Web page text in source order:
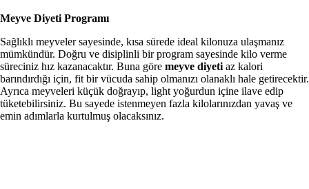
Meyve Diyeti Programı
Sağlıklı meyveler sayesinde, kısa sürede ideal kilonuza ulaşmanız
mümkündür. Doğru ve disiplinli bir program sayesinde kilo verme
süreciniz hız kazanacaktır. Buna göre meyve diyeti az kalori
barındırdığı için, fit bir vücuda sahip olmanızı olanaklı hale getirecektir.
Ayrıca meyveleri küçük doğrayıp, light yoğurdun içine ilave edip
tüketebilirsiniz. Bu sayede istenmeyen fazla kilolarınızdan yavaş ve
emin adımlarla kurtulmuş olacaksınız.